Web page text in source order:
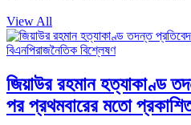
View All
বিএনপিরাজনৈতিক বিশ্লেষণ
জিয়াউর রহমান হত্যাকাণ্ড
পর প্রথমবারের মতো